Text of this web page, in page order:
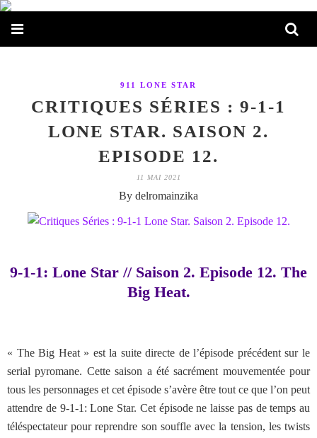
911 LONE STAR
CRITIQUES SÉRIES : 9-1-1
LONE STAR. SAISON 2.
EPISODE 12.
11 MAI 2021
By delromainzika
9-1-1: Lone Star // Saison 2. Episode 12. The
Big Heat.
« The Big Heat » est la suite directe de l’épisode précédent sur le
serial pyromane. Cette saison a été sacrément mouvementée pour
tous les personnages et cet épisode s’avère être tout ce que l’on peut
attendre de 9-1-1: Lone Star. Cet épisode ne laisse pas de temps au
téléspectateur pour reprendre son souffle avec la tension, les twists